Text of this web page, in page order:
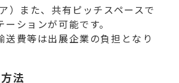
）また、共有ピッチスペースで
ションが可能です。
費等は出展企業の負担となり
法